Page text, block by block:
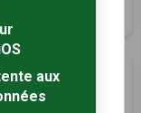
aux